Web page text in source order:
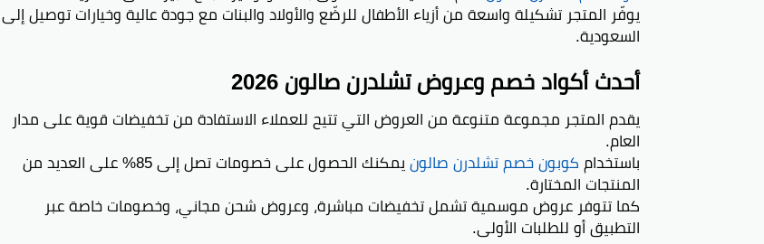
يوفّر المتجر تشكيلة واسعة من أزياء الأطفال للرضّع والأولاد والبنات مع جودة عالية وخيارات توصيل إلى
السعودية.
أحدث أكواد خصم وعروض تشلدرن صالون 2026
يقدم المتجر مجموعة متنوعة من العروض التي تتيح للعملاء الاستفادة من تخفيضات قوية على مدار
العام.
باستخدامكوبون خصم تشلدرن صالون يمكنك الحصول على خصومات تصل إلى 85% على العديد من
المنتجات المختارة.
كما تتوفر عروض موسمية تشمل تخفيضات مباشرة، وعروض شحن مجاني، وخصومات خاصة عبر
التطبيق أو للطلبات الأولى.